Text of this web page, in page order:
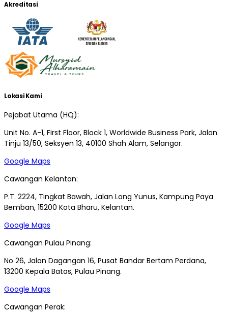
Akreditasi
Lokasi Kami
Pejabat Utama (HQ):
Unit No. A-1, First Floor, Block 1, Worldwide Business Park, Jalan
Tinju 13/50, Seksyen 13, 40100 Shah Alam, Selangor.
Google Maps
Cawangan Kelantan:
P.T. 2224, Tingkat Bawah, Jalan Long Yunus, Kampung Paya
Bemban, 15200 Kota Bharu, Kelantan.
Google Maps
Cawangan Pulau Pinang:
No 26, Jalan Dagangan 16, Pusat Bandar Bertam Perdana,
13200 Kepala Batas, Pulau Pinang.
Google Maps
Cawangan Perak: